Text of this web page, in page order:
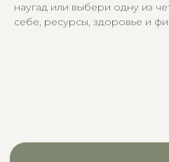
наугад или выбери одну из
себе, ресурсы, здоровье и
Публичная оферта